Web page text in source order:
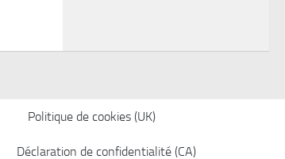
Politique de cookies (UK)
Déclaration de confidentialité (CA)